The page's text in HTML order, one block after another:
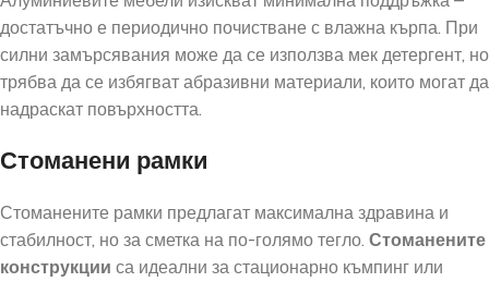
достатъчно е периодично почистване с влажна кърпа. При
силни замърсявания може да се използва мек детергент, но
трябва да се избягват абразивни материали, които могат да
надраскат повърхността.
Стоманени рамки
Стоманените рамки предлагат максимална здравина и
стабилност, но за сметка на по-голямо тегло. Стоманените
конструкции са идеални за стационарно къмпинг или